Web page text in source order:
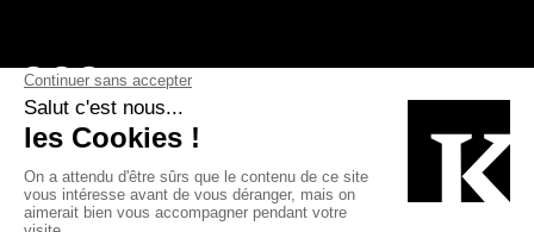
Page Facebook de Kollectif
Page Instagram de Kollectif
Page Linkedin de Kollectif